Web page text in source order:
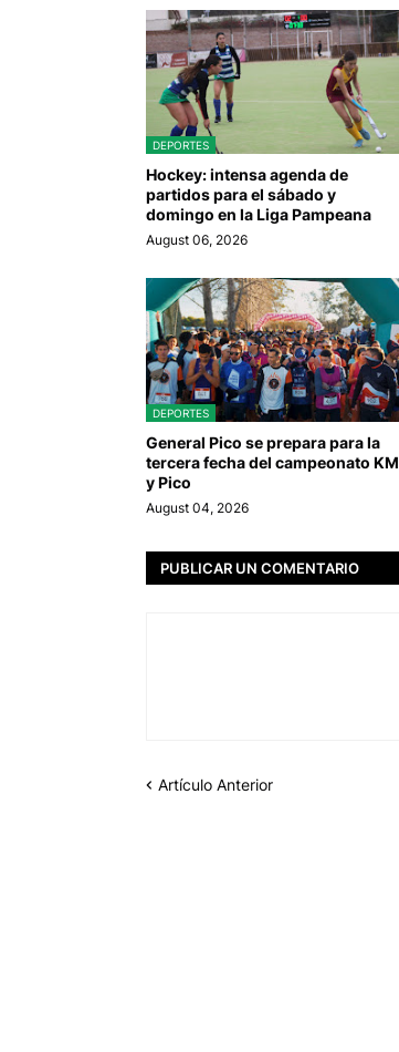
DEPORTES
Hockey: intensa agenda de
partidos para el sábado y
domingo en la Liga Pampeana
August 06, 2026
DEPORTES
General Pico se prepara para la
tercera fecha del campeonato KM
y Pico
August 04, 2026
PUBLICAR UN COMENTARIO
Artículo Anterior